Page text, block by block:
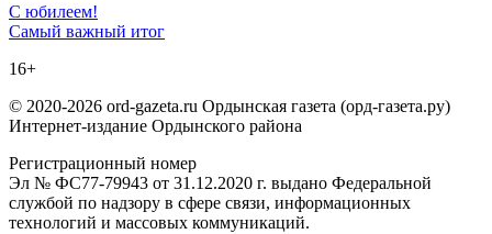
Навигация
по
записям
С юбилеем!
Самый важный итог
16+
© 2020-2026 ord-gazeta.ru Ордынская газета (орд-газета.ру)
Интернет-издание Ордынского района
Регистрационный номер
Эл № ФС77-79943 от 31.12.2020 г. выдано Федеральной
службой по надзору в сфере связи, информационных
технологий и массовых коммуникаций.